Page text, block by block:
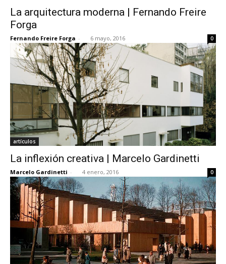
La arquitectura moderna | Fernando Freire
Forga
Fernando Freire Forga - 6 mayo, 2016 0
artículos
La inflexión creativa | Marcelo Gardinetti
Marcelo Gardinetti - 4 enero, 2016 0